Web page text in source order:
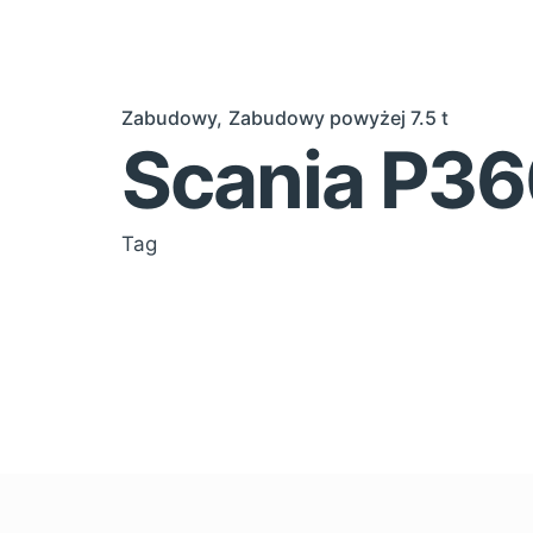
Zabudowy Zabudowy powyżej 7.5 t
Scania
Tag